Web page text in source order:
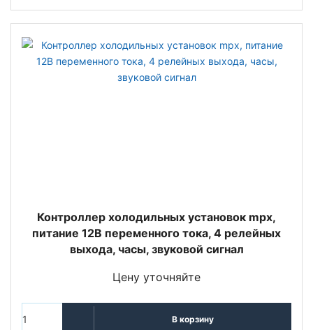
Контроллер холодильных установок mpx,
питание 12В переменного тока, 4 релейных
выхода, часы, звуковой сигнал
Цену уточняйте
В корзину